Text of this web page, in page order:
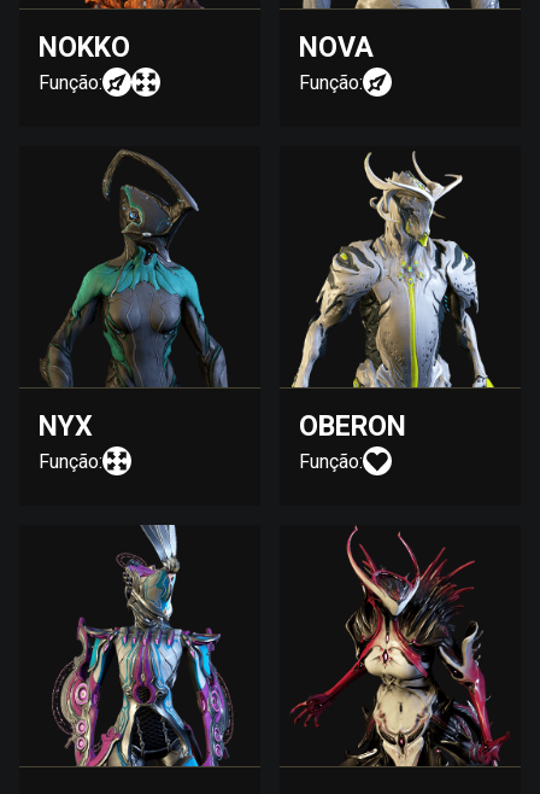
NOKKO
Função:
NOVA
Função:
NYX
Função:
OBERON
Função: